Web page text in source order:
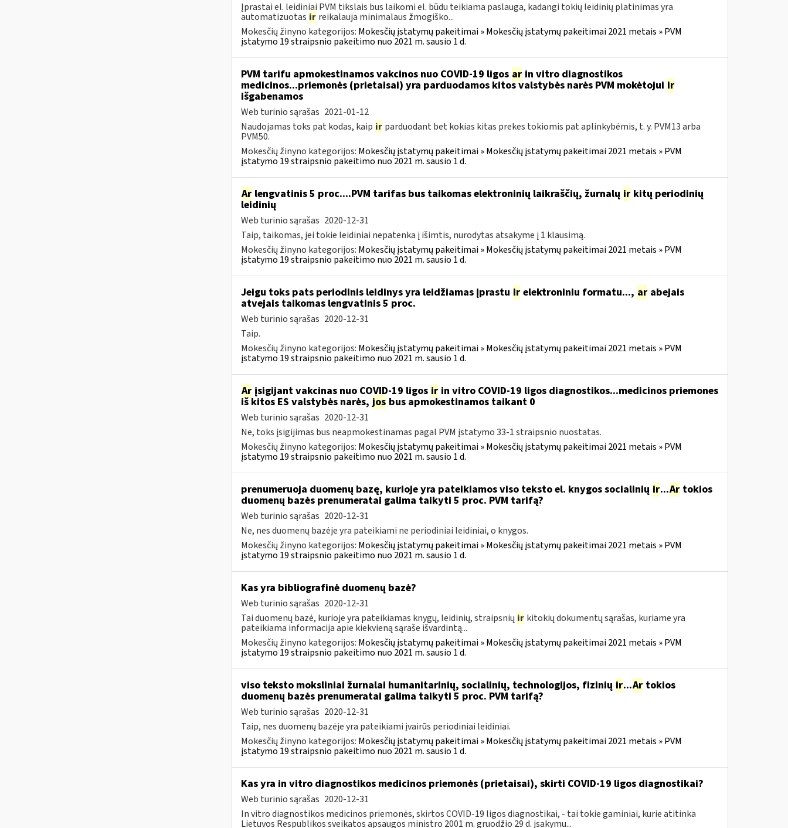
Įprastai el. leidiniai PVM tikslais bus laikomi el. būdu teikiama paslauga, kadangi tokių leidinių platinimas yra
automatizuotas ir reikalauja minimalaus žmogiško...
Mokesčių žinyno kategorijos: Mokesčių įstatymų pakeitimai » Mokesčių įstatymų pakeitimai 2021 metais » PVM
įstatymo 19 straipsnio pakeitimo nuo 2021 m. sausio 1 d.
PVM tarifu apmokestinamos vakcinos nuo COVID-19 ligos arin vitro diagnostikos
medicinos...priemonės (prietaisai) yra parduodamos kitos valstybės narės PVM mokėtojui ir
išgabenamos
Web turinio sąrašas 2021-01-12
Naudojamas toks pat kodas, kaip ir parduodant bet kokias kitas prekes tokiomis pat aplinkybėmis, t. y. PVM13 arba
PVM50.
Mokesčių žinyno kategorijos: Mokesčių įstatymų pakeitimai » Mokesčių įstatymų pakeitimai 2021 metais » PVM
įstatymo 19 straipsnio pakeitimo nuo 2021 m. sausio 1 d.
Arlengvatinis 5 proc....PVM tarifas bus taikomas elektroninių laikraščių, žurnalų irkitų periodinių
leidinių
Web turinio sąrašas 2020-12-31
Taip, taikomas, jei tokie leidiniai nepatenka į išimtis, nurodytas atsakyme į 1 klausimą.
Mokesčių žinyno kategorijos: Mokesčių įstatymų pakeitimai » Mokesčių įstatymų pakeitimai 2021 metais » PVM
įstatymo 19 straipsnio pakeitimo nuo 2021 m. sausio 1 d.
Jeigu toks pats periodinis leidinys yra leidžiamas įprastu irelektroniniu formatu..., arabejais
atvejais taikomas lengvatinis 5 proc.
Web turinio sąrašas 2020-12-31
Taip.
Mokesčių žinyno kategorijos: Mokesčių įstatymų pakeitimai » Mokesčių įstatymų pakeitimai 2021 metais » PVM
įstatymo 19 straipsnio pakeitimo nuo 2021 m. sausio 1 d.
Arįsigijant vakcinas nuo COVID-19 ligos irin vitro COVID-19 ligos diagnostikos...medicinos priemones
iš kitos ES valstybės narės, jos bus apmokestinamos taikant 0
Web turinio sąrašas 2020-12-31
Ne, toks įsigijimas bus neapmokestinamas pagal PVM įstatymo 33-1 straipsnio nuostatas.
Mokesčių žinyno kategorijos: Mokesčių įstatymų pakeitimai » Mokesčių įstatymų pakeitimai 2021 metais » PVM
įstatymo 19 straipsnio pakeitimo nuo 2021 m. sausio 1 d.
prenumeruoja duomenų bazę, kurioje yra pateikiamos viso teksto el. knygos socialinių ir...Artokios
duomenų bazės prenumeratai galima taikyti 5 proc. PVM tarifą?
Web turinio sąrašas 2020-12-31
Ne, nes duomenų bazėje yra pateikiami ne periodiniai leidiniai, o knygos.
Mokesčių žinyno kategorijos: Mokesčių įstatymų pakeitimai » Mokesčių įstatymų pakeitimai 2021 metais » PVM
įstatymo 19 straipsnio pakeitimo nuo 2021 m. sausio 1 d.
Kas yra bibliografinė duomenų bazė?
Web turinio sąrašas 2020-12-31
Tai duomenų bazė, kurioje yra pateikiamas knygų, leidinių, straipsnių ir kitokių dokumentų sąrašas, kuriame yra
pateikiama informacija apie kiekvieną sąraše išvardintą...
Mokesčių žinyno kategorijos: Mokesčių įstatymų pakeitimai » Mokesčių įstatymų pakeitimai 2021 metais » PVM
įstatymo 19 straipsnio pakeitimo nuo 2021 m. sausio 1 d.
viso teksto moksliniai žurnalai humanitarinių, socialinių, technologijos, fizinių ir...Artokios
duomenų bazės prenumeratai galima taikyti 5 proc. PVM tarifą?
Web turinio sąrašas 2020-12-31
Taip, nes duomenų bazėje yra pateikiami įvairūs periodiniai leidiniai.
Mokesčių žinyno kategorijos: Mokesčių įstatymų pakeitimai » Mokesčių įstatymų pakeitimai 2021 metais » PVM
įstatymo 19 straipsnio pakeitimo nuo 2021 m. sausio 1 d.
Kas yra in vitro diagnostikos medicinos priemonės (prietaisai), skirti COVID-19 ligos diagnostikai?
Web turinio sąrašas 2020-12-31
In vitro diagnostikos medicinos priemonės, skirtos COVID-19 ligos diagnostikai, - tai tokie gaminiai, kurie atitinka
Lietuvos Respublikos sveikatos apsaugos ministro 2001 m. gruodžio 29 d. įsakymu...